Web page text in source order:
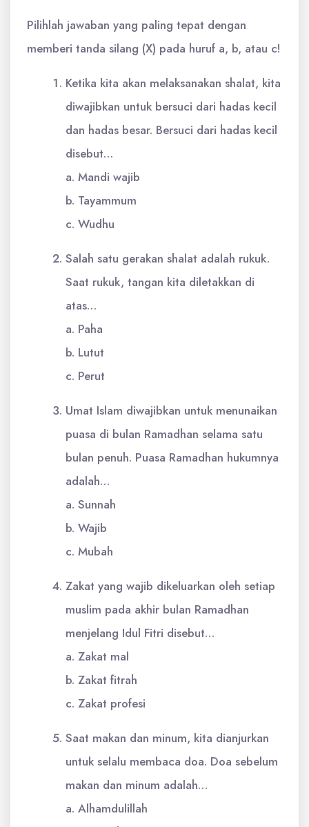
Pilihlah jawaban yang paling tepat dengan
memberi tanda silang (X) pada huruf a, b, atau c!
Ketika kita akan melaksanakan shalat, kita
diwajibkan untuk bersuci dari hadas kecil
dan hadas besar. Bersuci dari hadas kecil
disebut…
a. Mandi wajib
b. Tayammum
c. Wudhu
Salah satu gerakan shalat adalah rukuk.
Saat rukuk, tangan kita diletakkan di
atas…
a. Paha
b. Lutut
c. Perut
Umat Islam diwajibkan untuk menunaikan
puasa di bulan Ramadhan selama satu
bulan penuh. Puasa Ramadhan hukumnya
adalah…
a. Sunnah
b. Wajib
c. Mubah
Zakat yang wajib dikeluarkan oleh setiap
muslim pada akhir bulan Ramadhan
menjelang Idul Fitri disebut…
a. Zakat mal
b. Zakat fitrah
c. Zakat profesi
Saat makan dan minum, kita dianjurkan
untuk selalu membaca doa. Doa sebelum
makan dan minum adalah…
a. Alhamdulillah